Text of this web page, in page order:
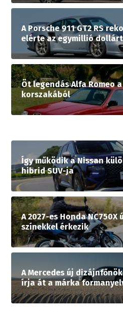
A Porsche 911 GT2 RS
elérte az egymillió dollárt
Öt legendás Alfa Romeo a
korszakából
Így működik a Nissan
hibrid SUV-ja
A 2027-es Honda NC750X
színekkel érkezik
A Mercedes új
írja át a márka